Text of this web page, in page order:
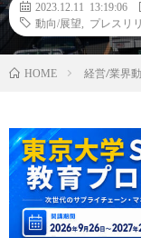
2023.12.11 13:19:06
動向/展望
プレスリ
HOME 経営/業界